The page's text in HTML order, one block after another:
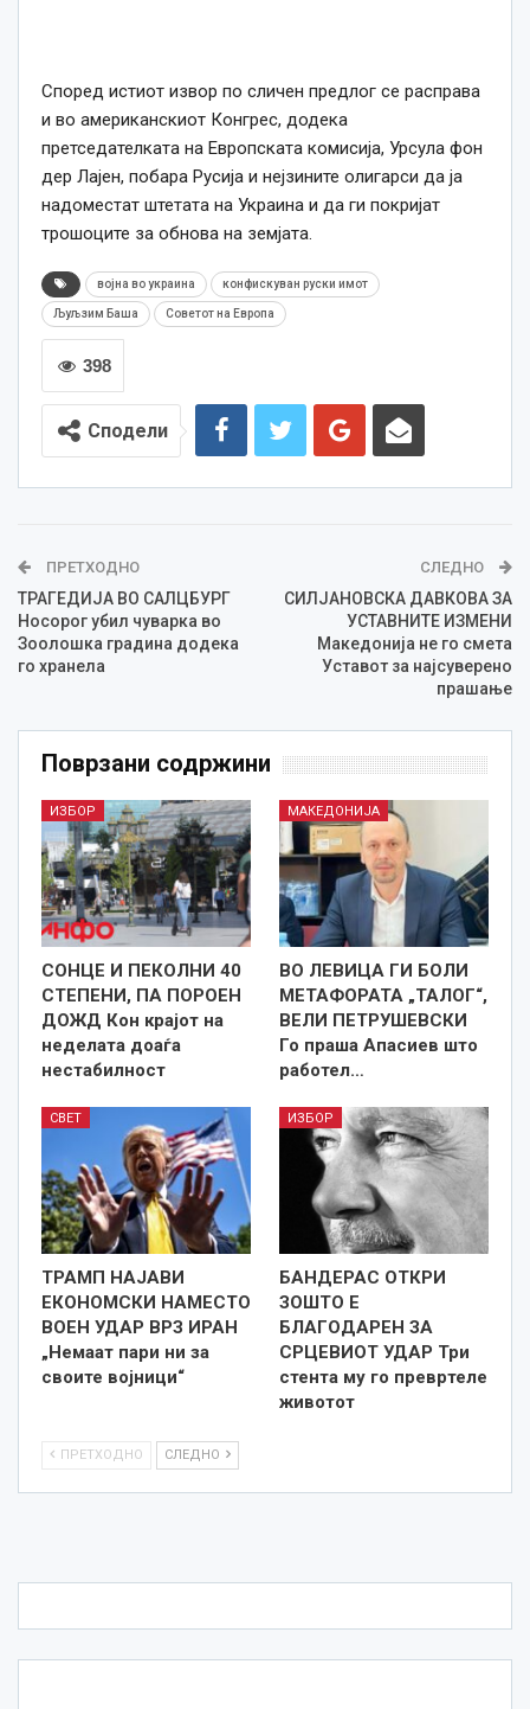
Според истиот извор по сличен предлог се расправа
и во американскиот Конгрес, додека
претседателката на Европската комисија, Урсула фон
дер Лајен, побара Русија и нејзините олигарси да ја
надоместат штетата на Украина и да ги покријат
трошоците за обнова на земјата.
војна во украина конфискуван руски имот
Љуљзим Баша Советот на Европа
398
Сподели
ПРЕТХОДНО
ТРАГЕДИЈА ВО САЛЦБУРГ
Носорог убил чуварка во
Зоолошка градина додека
го хранела
СЛЕДНО
СИЛЈАНОВСКА ДАВКОВА ЗА
УСТАВНИТЕ ИЗМЕНИ
Македонија не го смета
Уставот за најсуверено
прашање
Поврзани содржини
ИЗБОР
СОНЦЕ И ПЕКОЛНИ 40
СТЕПЕНИ, ПА ПОРОЕН
ДОЖД Кон крајот на
неделата доаѓа
нестабилност
МАКЕДОНИЈА
ВО ЛЕВИЦА ГИ БОЛИ
МЕТАФОРАТА „ТАЛОГ“,
ВЕЛИ ПЕТРУШЕВСКИ
Го праша Апасиев што
работел…
СВЕТ
ТРАМП НАЈАВИ
ЕКОНОМСКИ НАМЕСТО
ВОЕН УДАР ВРЗ ИРАН
„Немаат пари ни за
своите војници“
ИЗБОР
БАНДЕРАС ОТКРИ
ЗОШТО Е
БЛАГОДАРЕН ЗА
СРЦЕВИОТ УДАР Три
стента му го превртеле
животот
ПРЕТХОДНО СЛЕДНО